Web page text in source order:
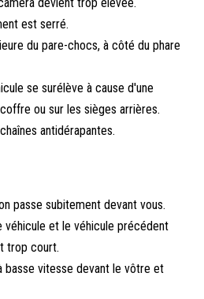
est serré.
du pare-chocs, à côté du phare
se surélève à cause d'une
ou sur les sièges arrières.
antidérapantes.
passe subitement devant vous.
véhicule et le véhicule précédent
trop court.
basse vitesse devant le vôtre et